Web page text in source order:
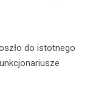
do istotnego